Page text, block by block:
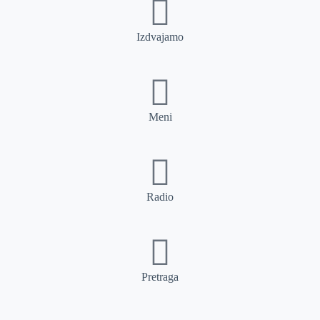
Izdvajamo
Meni
Radio
Pretraga